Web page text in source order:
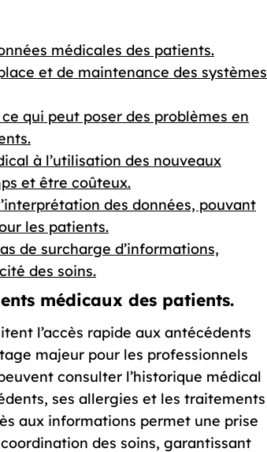
médicales des patients.
et de maintenance des systèmes
qui peut poser des problèmes en
à l’utilisation des nouveaux
et être coûteux.
des données, pouvant
les patients.
de surcharge d’informations,
des soins.
médicaux des patients.
l’accès rapide aux antécédents
majeur pour les professionnels
consulter l’historique médical
ses allergies et les traitements
aux informations permet une prise
des soins, garantissant